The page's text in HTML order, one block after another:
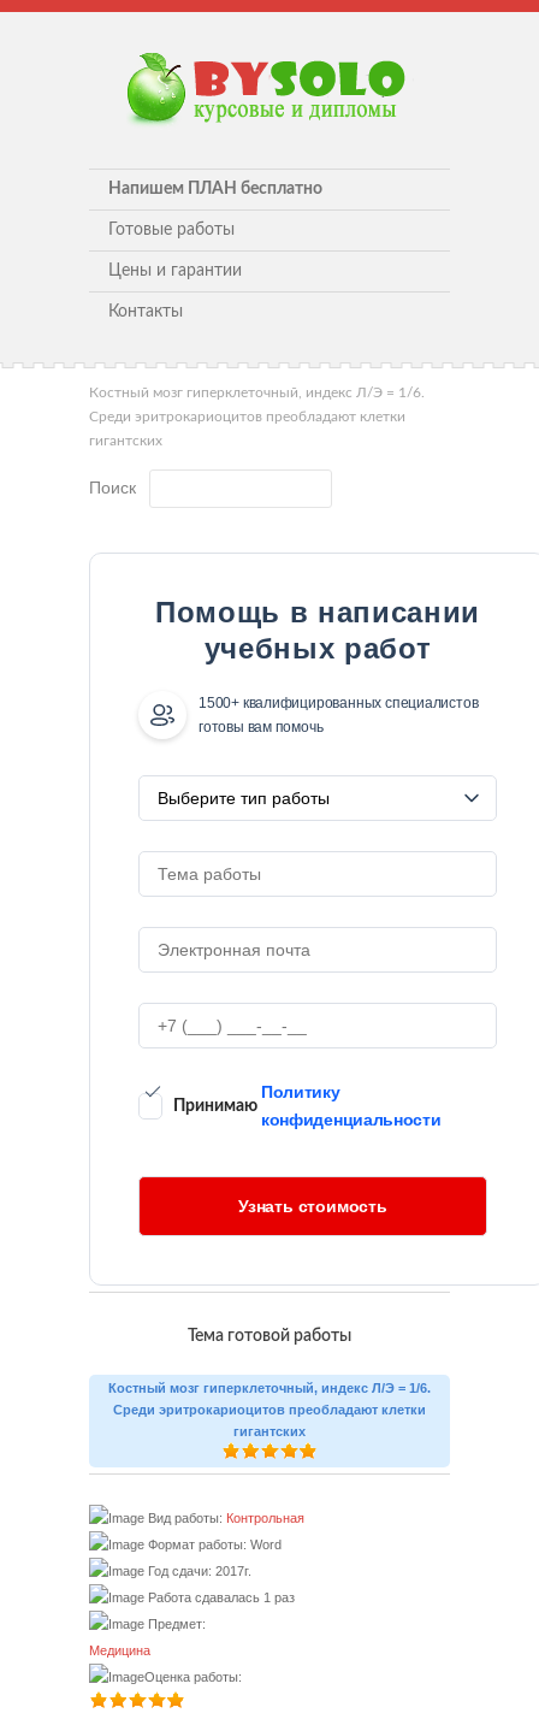
Напишем ПЛАН бесплатно
Готовые работы
Цены и гарантии
Контакты
Костный мозг гиперклеточный, индекс Л/Э = 1/6.
Среди эритрокариоцитов преобладают клетки
гигантских
Поиск
Помощь в написании
учебных работ
1500+ квалифицированных специалистов
готовы вам помочь
Принимаю
Политику
конфиденциальности
Тема готовой работы
Костный мозг гиперклеточный, индекс Л/Э = 1/6.
Среди эритрокариоцитов преобладают клетки
гигантских
Вид работы: Контрольная
Формат работы: Word
Год сдачи: 2017г.
Работа сдавалась 1 раз
Предмет:
Медицина
Оценка работы: